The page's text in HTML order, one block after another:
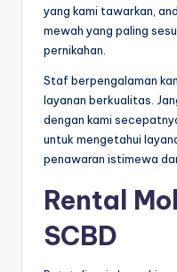
yang kami tawarkan,
mewah yang paling
pernikahan.
Staf berpengalaman
layanan berkualitas.
dengan kami
untuk mengetahui
penawaran istimewa
Rental
SCBD